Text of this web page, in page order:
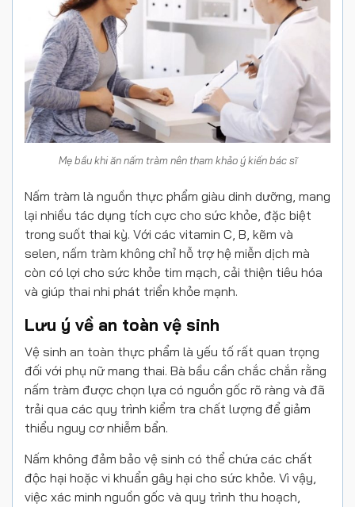
Mẹ bầu khi ăn nấm tràm nên tham khảo ý kiến bác sĩ
Nấm tràm là nguồn thực phẩm giàu dinh dưỡng, mang
lại nhiều tác dụng tích cực cho sức khỏe, đặc biệt
trong suốt thai kỳ. Với các vitamin C, B, kẽm và
selen, nấm tràm không chỉ hỗ trợ hệ miễn dịch mà
còn có lợi cho sức khỏe tim mạch, cải thiện tiêu hóa
và giúp thai nhi phát triển khỏe mạnh.
Lưu ý về an toàn vệ sinh
Vệ sinh an toàn thực phẩm là yếu tố rất quan trọng
đối với phụ nữ mang thai. Bà bầu cần chắc chắn rằng
nấm tràm được chọn lựa có nguồn gốc rõ ràng và đã
trải qua các quy trình kiểm tra chất lượng để giảm
thiểu nguy cơ nhiễm bẩn.
Nấm không đảm bảo vệ sinh có thể chứa các chất
độc hại hoặc vi khuẩn gây hại cho sức khỏe. Vì vậy,
việc xác minh nguồn gốc và quy trình thu hoạch,